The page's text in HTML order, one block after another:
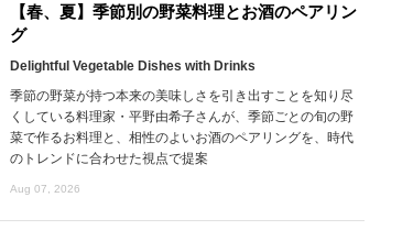
【春、夏】季節別の野菜料理とお酒のペアリン
グ
Delightful Vegetable Dishes with Drinks
季節の野菜が持つ本来の美味しさを引き出すことを知り尽
くしている料理家・平野由希子さんが、季節ごとの旬の野
菜で作るお料理と、相性のよいお酒のペアリングを、時代
のトレンドに合わせた視点で提案
Aug 07, 2026